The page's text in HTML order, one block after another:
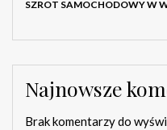
SZROT SAMOCHODOWY W
Najnowsze
Brak komentarzy do